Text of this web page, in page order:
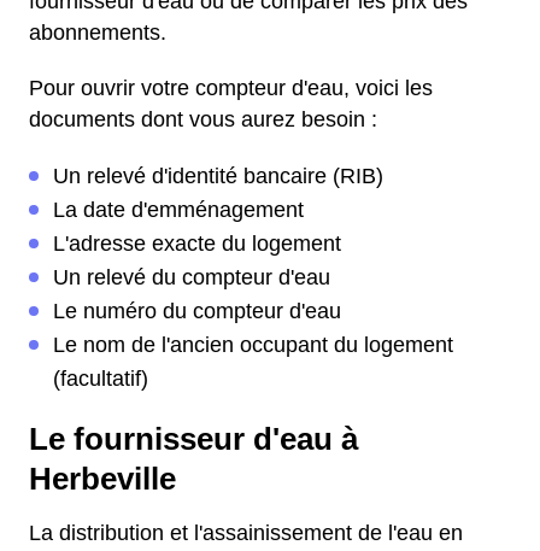
abonnements.
Pour ouvrir votre compteur d'eau, voici les
documents dont vous aurez besoin :
Un relevé d'identité bancaire (RIB)
La date d'emménagement
L'adresse exacte du logement
Un relevé du compteur d'eau
Le numéro du compteur d'eau
Le nom de l'ancien occupant du logement
(facultatif)
Le fournisseur d'eau à
Herbeville
La distribution et l'assainissement de l'eau en